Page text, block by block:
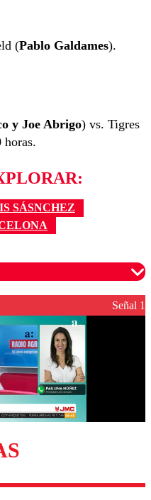
(Pablo Galdames).
y Joe Abrigo) vs. Tigres
horas.
SÁSNCHEZ
para garantizar un
Enviar comentario
Señal 1